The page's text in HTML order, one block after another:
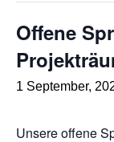
Offene
1 September,
Unsere offene